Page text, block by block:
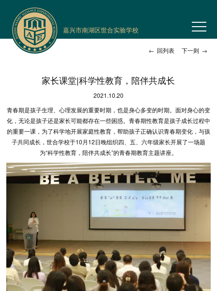
嘉兴市南湖区世合实验学校
← 回列表 下一则 →
家长课堂|科学性教育，陪伴共成长
2021.10.20
青春期是孩子生理、心理发展的重要时期，也是身心多变的时期。面对身心的变
化，无论是孩子还是家长可能都存在一些困惑。青春期性教育是孩子成长过程中
的重要一课，为了科学地开展家庭性教育，帮助孩子正确认识青春期变化，与孩
子共同成长，世合学校于10月12日晚组织四、五、六年级家长开展了一场题
为“科学性教育，陪伴共成长”的青春期教育主题讲座。